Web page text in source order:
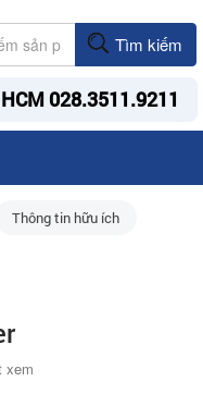
Tìm kiếm
HCM 028.3511.9211
Thông tin hữu ích
xem